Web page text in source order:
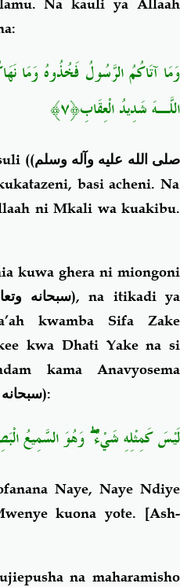
Na kauli ya Allaah
وَمَا آتَاكُمُ الرَّسُولُ فَخُذُوهُ وَمَا
اللَّـهَ شَدِيدُ الْعِقَابِ﴿٧﴾
( (صلى الله عليه وآله وسلم
basi acheni. Na
ni Mkali wa kuakibu.
kuwa ghera ni miongoni
سبحانه), na itikadi ya
kwamba Sifa Zake
kwa Dhati Yake na si
kama Anavyosema
):
لَيْسَ كَمِثْلِهِ شَيْءٌۖوَهُوَ السَّمِيعُ
Naye, Naye Ndiye
kuona yote. [Ash-
na maharamisho